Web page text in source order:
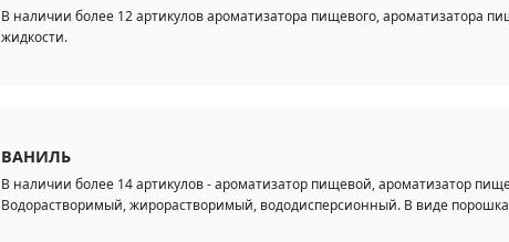
В наличии более 12 артикулов ароматизатора пищевого, ароматизатора
жидкости.
ВАНИЛЬ
В наличии более 14 артикулов - ароматизатор пищевой, ароматизатор
Водорастворимый, жирорастворимый, вододисперсионный. В виде